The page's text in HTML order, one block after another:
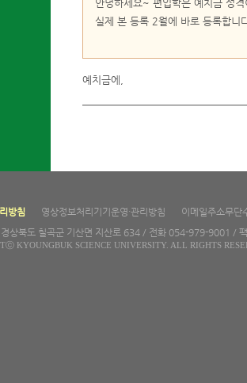
안녕하세요~ 편입학은 예치금 성
실제 본 등록 2월에 바로 등록합니
예치금에,
방침 영상정보처리기기운영·관리방침
이메일주소무단
상북도 칠곡군 기산면 지산로 634 / 전화 054-979-9001 /
KYOUNGBUK SCIENCE UNIVERSITY. ALL RIGHTS